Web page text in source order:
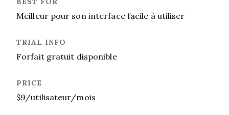
Meilleur pour son interface facile à utiliser
Forfait gratuit disponible
$9/utilisateur/mois